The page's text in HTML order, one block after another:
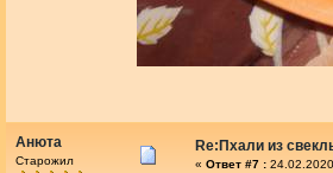
Анюта
Старожил
Re:Пхали из
« Ответ #7 :